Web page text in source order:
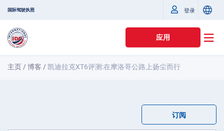
国际驾驶执照 登录
应用
主页 /博客 /凯迪拉克XT6评测:在摩洛哥公路上扬尘而行
订阅